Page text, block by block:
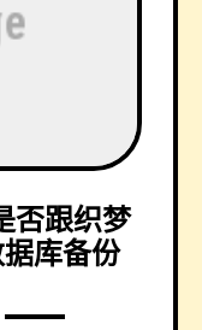
否跟织梦
库备份